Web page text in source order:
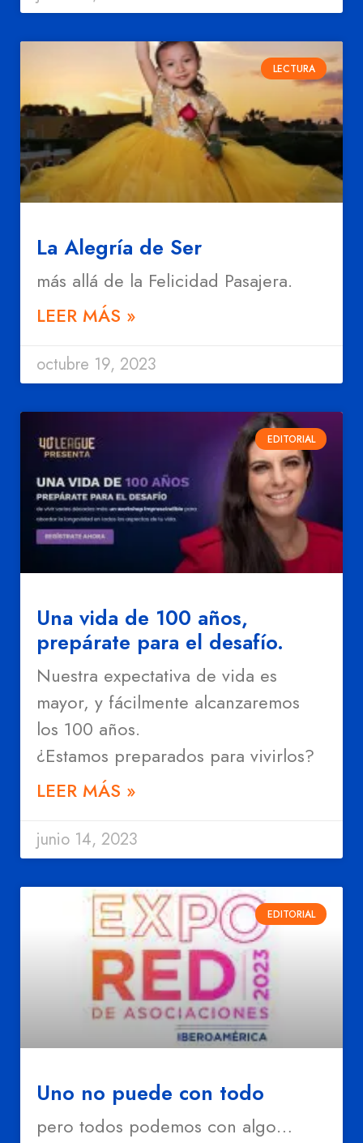
LECTURA
La Alegría de Ser
más allá de la Felicidad Pasajera.
LEER MÁS »
octubre 19, 2023
EDITORIAL
Una vida de 100 años,
prepárate para el desafío.
Nuestra expectativa de vida es
mayor, y fácilmente alcanzaremos
los 100 años.
¿Estamos preparados para vivirlos?
LEER MÁS »
junio 14, 2023
EDITORIAL
Uno no puede con todo
pero todos podemos con algo…